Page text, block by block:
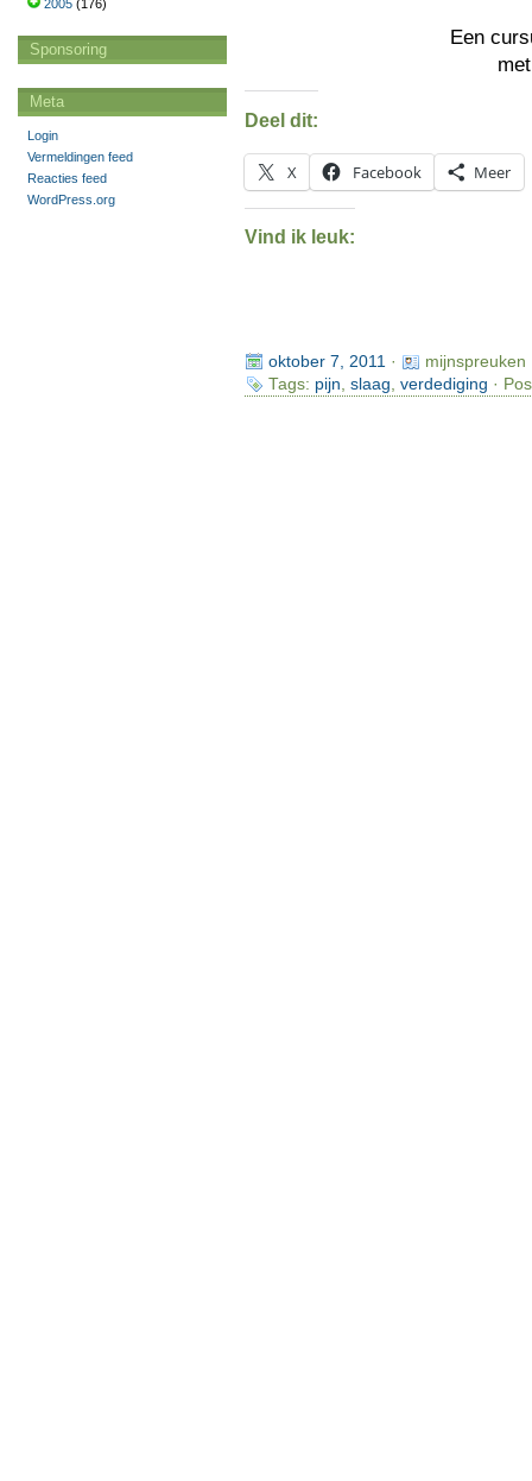
Een
Deel dit:
X Facebook Meer
Vind ik leuk:
oktober 7, 2011 ·
mijnspreuken
Tags: pijn slaag verdediging ·
2005 (176)
Sponsoring
Meta
Login
Vermeldingen feed
Reacties feed
WordPress.org